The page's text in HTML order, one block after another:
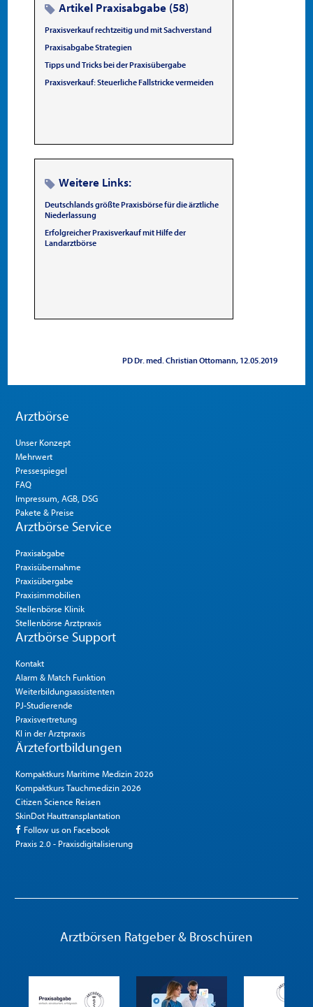
Artikel Praxisabgabe (58)
Praxisverkauf rechtzeitig und mit Sachverstand
Praxisabgabe Strategien
Tipps und Tricks bei der Praxisübergabe
Praxisverkauf: Steuerliche Fallstricke vermeiden
Weitere Links:
Deutschlands größte Praxisbörse für die ärztliche
Niederlassung
Erfolgreicher Praxisverkauf mit Hilfe der
Landarztbörse
PD Dr. med. Christian Ottomann 12.05.2019
Arztbörse
Unser Konzept
Mehrwert
Pressespiegel
FAQ
Impressum, AGB, DSG
Pakete & Preise
Arztbörse Service
Praxisabgabe
Praxisübernahme
Praxisübergabe
Praxisimmobilien
Stellenbörse Klinik
Stellenbörse Arztpraxis
Arztbörse Support
Kontakt
Alarm & Match Funktion
Weiterbildungsassistenten
PJ-Studierende
Praxisvertretung
KI in der Arztpraxis
Ärztefortbildungen
Kompaktkurs Maritime Medizin 2026
Kompaktkurs Tauchmedizin 2026
Citizen Science Reisen
SkinDot Hauttransplantation
Follow us on Facebook
Praxis 2.0 - Praxisdigitalisierung
Arztbörsen Ratgeber & Broschüren